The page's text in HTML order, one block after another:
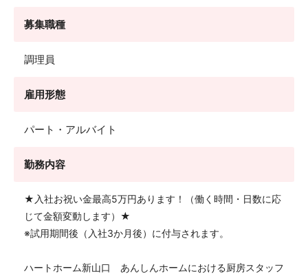
募集職種
調理員
雇用形態
パート・アルバイト
勤務内容
★入社お祝い金最高5万円あります！（働く時間・日数に応
じて金額変動します）★
※試用期間後（入社3か月後）に付与されます。
ハートホーム新山口 あんしんホームにおける厨房スタッフ